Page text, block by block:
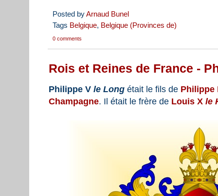
Posted byArnaud Bunel
Tags Belgique, Belgique (Provinces de)
0 comments
Rois et Reines de France -
Philippe V le Long était le fils de Philippe
Champagne. Il était le frère de Louis X le